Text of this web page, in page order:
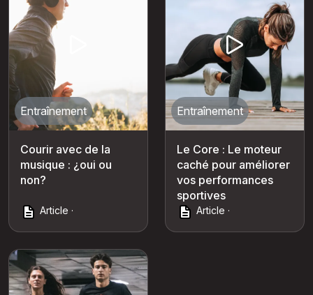
Entraînement
Courir avec de la
musique : ¿oui ou
non?
Article ·
Entraînement
Le Core : Le moteur
caché pour améliorer
vos performances
sportives
Article ·